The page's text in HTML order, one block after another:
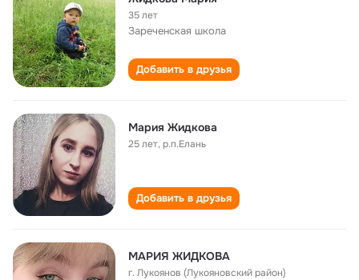
35 лет
Зареченская школа
Добавить в друзья
Мария Жидкова
25 лет,р.п.Елань
Добавить в друзья
МАРИЯ ЖИДКОВА
г. Лукоянов (Лукояновский район)